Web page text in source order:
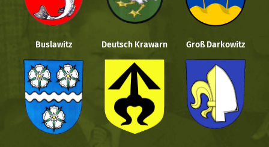
Buslawitz Deutsch Krawarn Groß Darkowitz